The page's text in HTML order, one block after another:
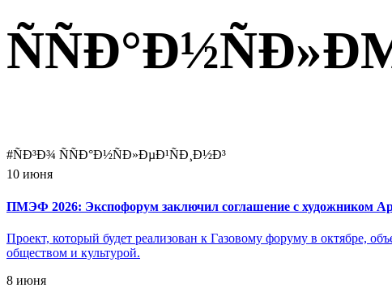
#ÑÐ³Ð¾ ÑÑÐ°Ð½ÑÐ»ÐµÐ¹ÑÐ¸Ð½Ð³
10 июня
ПМЭФ 2026: Экспофорум заключил соглашение с художником
Проект, который будет реализован к Газовому форуму в октябре,
обществом и культурой.
8 июня